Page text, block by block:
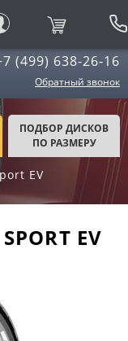
(499) 638-26-16
Обратный звонок
ПОДБОР ДИСКОВ
ПО РАЗМЕРУ
EV
EV